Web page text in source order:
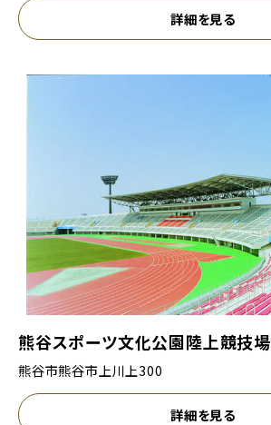
詳細を見る
熊谷スポーツ文化公園陸上競技場
熊谷市熊谷市上川上300
詳細を見る